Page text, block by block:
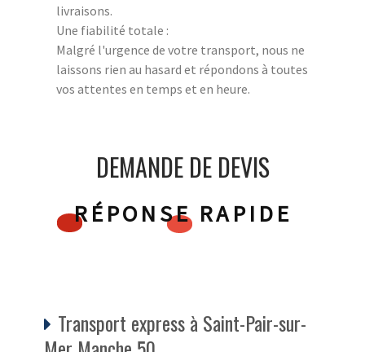
livraisons.
Une fiabilité totale :
Malgré l'urgence de votre transport, nous ne
laissons rien au hasard et répondons à toutes
vos attentes en temps et en heure.
DEMANDE DE DEVIS
RÉPONSE RAPIDE
Transport express à Saint-Pair-sur-